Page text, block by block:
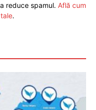
reduce spamul. Află cum
.